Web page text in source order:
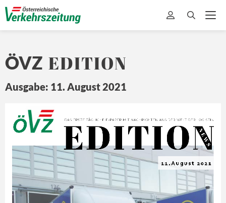
ÖVZ EDITION
Ausgabe: 11. August 2021
Z
Ö EDITION
DA S ERSTE TÄGLICHE E-PAPER MIT NACHRICHTEN A US DER WELT DER LOGISTIK
N E
W S
11.August 2021